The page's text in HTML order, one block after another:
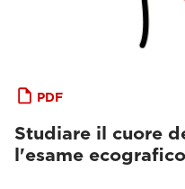
PDF
Studiare il cuore
l'esame ecografico